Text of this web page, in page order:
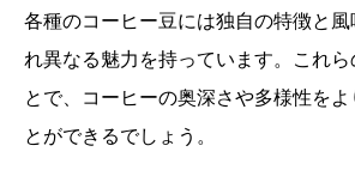
各種のコーヒー豆には独自の特徴と
れ異なる魅力を持っています。これら
とで、コーヒーの奥深さや多様性をよ
とができるでしょう。